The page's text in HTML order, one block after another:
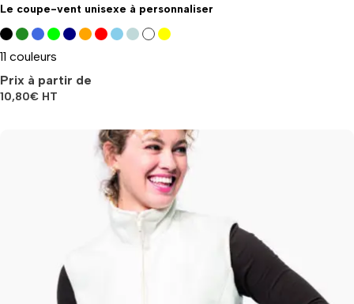
Le coupe-vent unisexe à personnaliser
11 couleurs
Prix à partir de
10,80€ HT